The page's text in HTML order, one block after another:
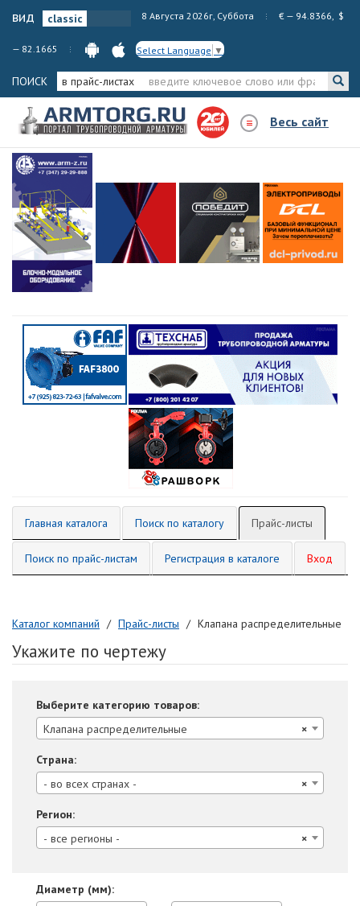
вид 8 Августа 2026г, Суббота € — 94.8366, $
— 82.1665 Select Language ▼
ПОИСК в прайс-листах
Весь сайт
Главная каталога Поиск по каталогу Прайс-листы
Поиск по прайс-листам Регистрация в каталоге Вход
Каталог компаний Прайс-листы Клапана распределительные
Укажите по чертежу
Выберите категорию товаров:
×
Клапана распределительные
Страна:
×
- во всех странах -
Регион:
×
- все регионы -
Диаметр (мм):